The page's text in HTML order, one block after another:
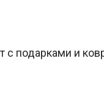
с подарками и